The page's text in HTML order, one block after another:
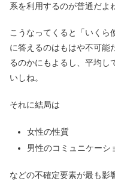
系を利用するのが普通だよ
こうなってくると「いくら
に答えるのはもはや不可能
るのかにもよるし、平均し
いしね。
それに結局は
女性の性質
男性のコミュニケーシ
などの不確定要素が最も影